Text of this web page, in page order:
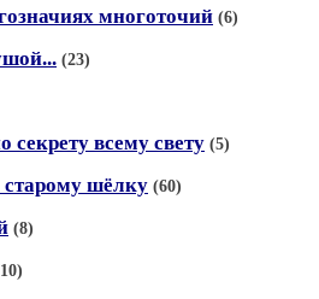
многоточий (6)
(23)
всему свету (5)
старому шёлку (60)
(8)